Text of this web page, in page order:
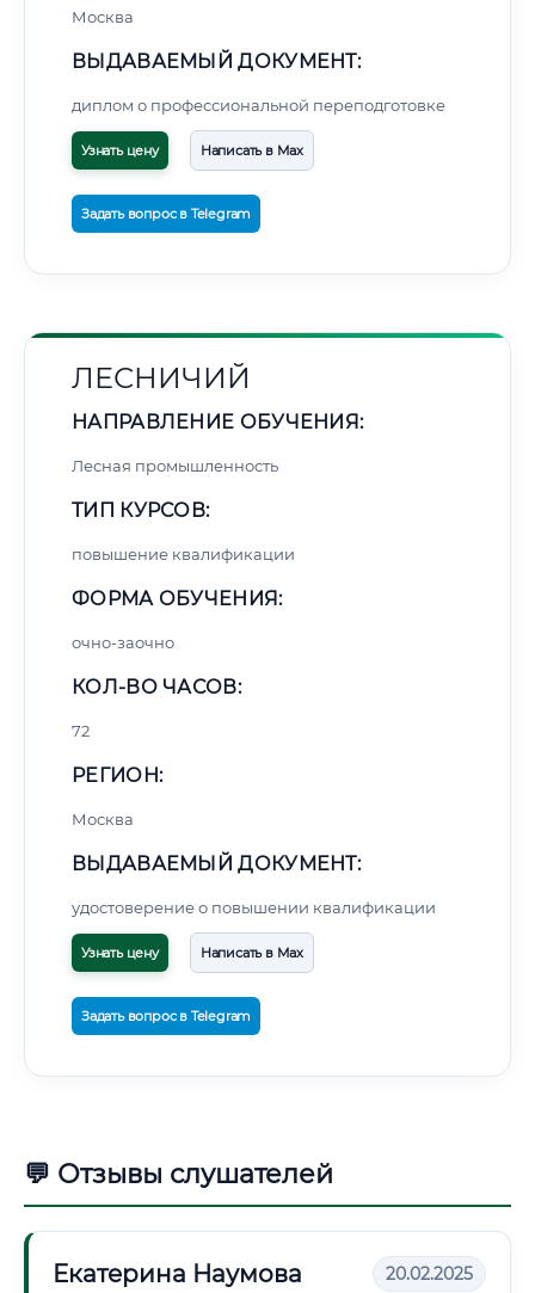
Москва
ВЫДАВАЕМЫЙ ДОКУМЕНТ:
диплом о профессиональной переподготовке
Узнать цену Написать в Max
Задать вопрос в Telegram
ЛЕСНИЧИЙ
НАПРАВЛЕНИЕ ОБУЧЕНИЯ:
Лесная промышленность
ТИП КУРСОВ:
повышение квалификации
ФОРМА ОБУЧЕНИЯ:
очно-заочно
КОЛ-ВО ЧАСОВ:
72
РЕГИОН:
Москва
ВЫДАВАЕМЫЙ ДОКУМЕНТ:
удостоверение о повышении квалификации
Узнать цену Написать в Max
Задать вопрос в Telegram
💬 Отзывы слушателей
Екатерина Наумова 20.02.2025